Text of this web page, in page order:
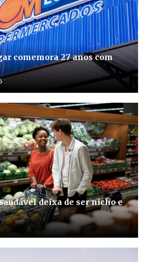
comemora 27 anos com
deixa de ser nicho e